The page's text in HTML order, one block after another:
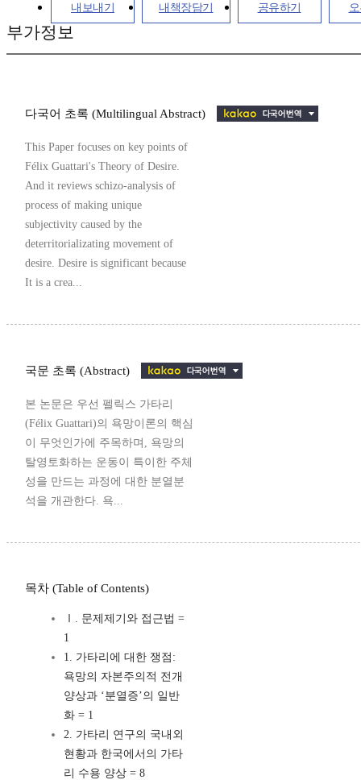
내보내기 내책장담기 공유하기
부가정보
다국어 초록 (Multilingual Abstract)
This Paper focuses on key points of
Félix Guattari's Theory of Desire.
And it reviews schizo-analysis of
process of making unique
subjectivity caused by the
deterritorializating movement of
desire. Desire is significant because
It is a crea...
국문 초록 (Abstract)
본 논문은 우선 펠릭스 가타리
(Félix Guattari)의 욕망이론의 핵심
이 무엇인가에 주목하며, 욕망의
탈영토화하는 운동이 특이한 주체
성을 만드는 과정에 대한 분열분
석을 개관한다. 욕...
목차 (Table of Contents)
Ⅰ. 문제제기와 접근법 =
1
1. 가타리에 대한 쟁점:
욕망의 자본주의적 전개
양상과 ‘분열증’의 일반
화 = 1
2. 가타리 연구의 국내외
현황과 한국에서의 가타
리 수용 양상 = 8